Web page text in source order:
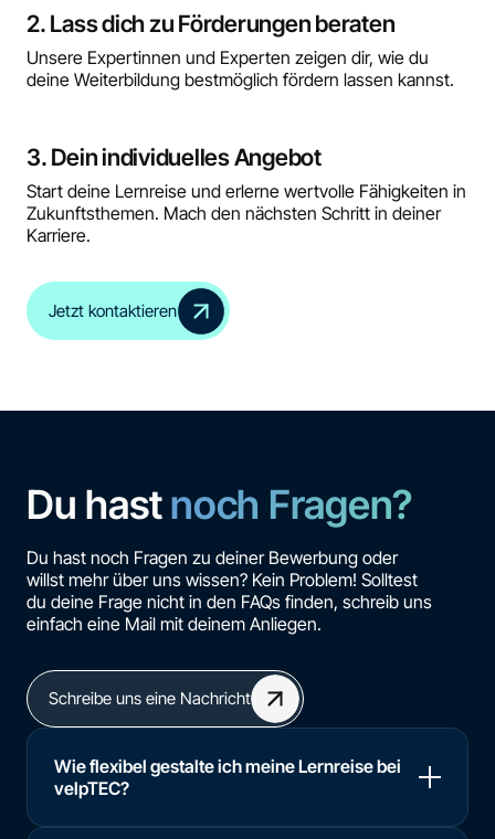
2. Lass dich zu Förderungen beraten
Unsere Expertinnen und Experten zeigen dir, wie du
deine Weiterbildung bestmöglich fördern lassen kannst.
3. Dein individuelles Angebot
Start deine Lernreise und erlerne wertvolle Fähigkeiten in
Zukunftsthemen. Mach den nächsten Schritt in deiner
Karriere.
Jetzt kontaktieren
Du hastnoch Fragen?
Du hast noch Fragen zu deiner Bewerbung oder
willst mehr über uns wissen? Kein Problem! Solltest
du deine Frage nicht in den FAQs finden, schreib uns
einfach eine Mail mit deinem Anliegen.
Schreibe uns eine Nachricht
Wie flexibel gestalte ich meine Lernreise bei
velpTEC?